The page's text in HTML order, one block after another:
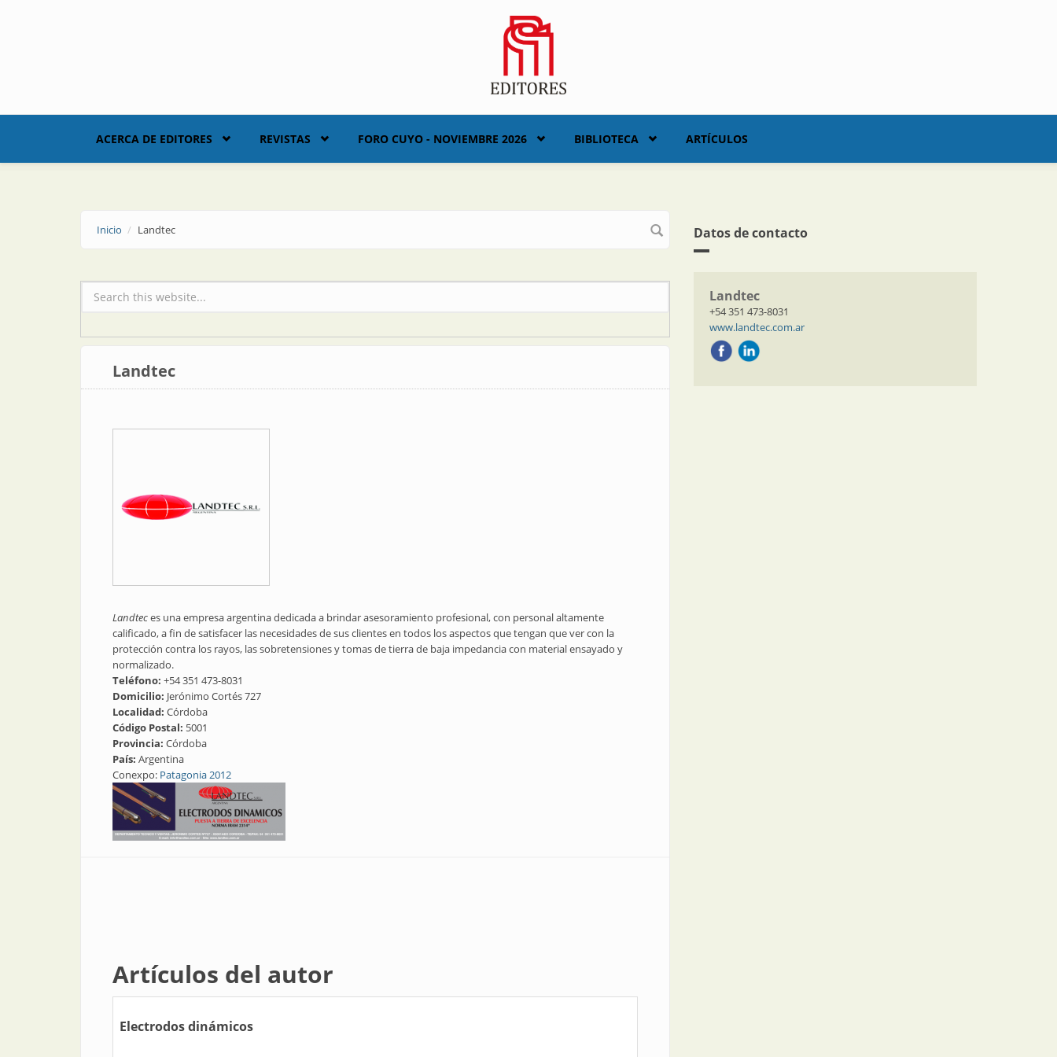
ACERCA DE EDITORES REVISTAS FORO CUYO - NOVIEMBRE 2026 BIBLIOTECA ARTÍCULOS
Inicio Landtec
Formulario de búsqueda
Landtec
Landteces una empresa argentina dedicada a brindar asesoramiento profesional, con personal altamente
calificado, a fin de satisfacer las necesidades de sus clientes en todos los aspectos que tengan que ver con la
protección contra los rayos, las sobretensiones y tomas de tierra de baja impedancia con material ensayado y
normalizado.
Teléfono: +54 351 473-8031
Domicilio: Jerónimo Cortés 727
Localidad: Córdoba
Código Postal: 5001
Provincia: Córdoba
País: Argentina
Conexpo: Patagonia 2012
Artículos del autor
Electrodos dinámicos
Datos de contacto
Landtec
+54 351 473-8031
www.landtec.com.ar